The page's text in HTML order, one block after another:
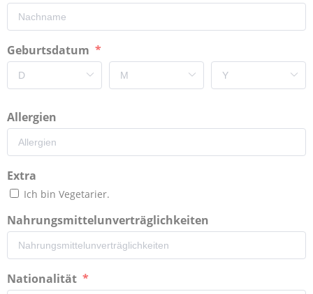
Geburtsdatum
Allergien
Extra
Ich bin Vegetarier.
Nahrungsmittelunverträglichkeiten
Nationalität